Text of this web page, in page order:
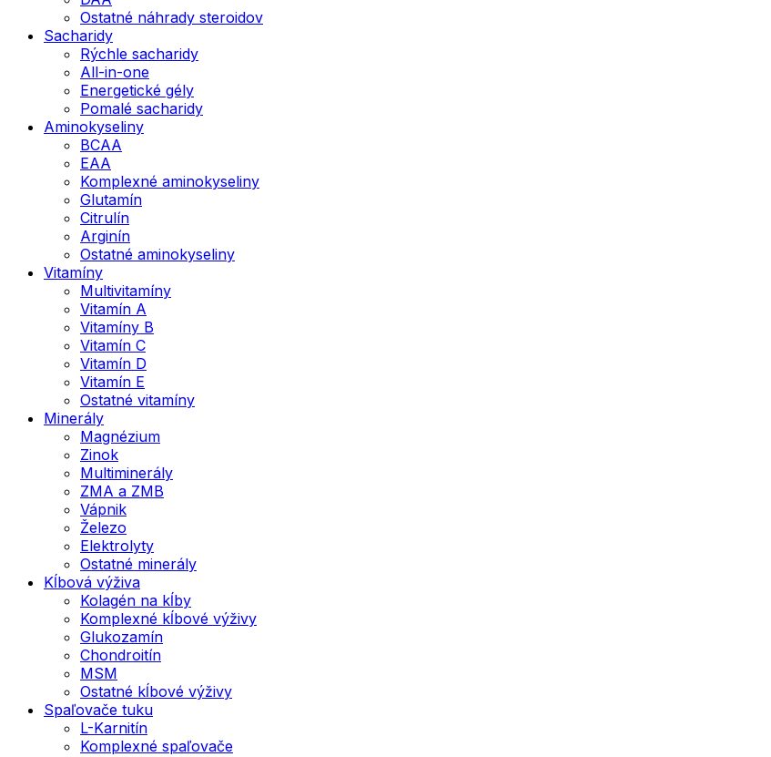
Ostatné náhrady steroidov
Sacharidy
Rýchle sacharidy
All-in-one
Energetické gély
Pomalé sacharidy
Aminokyseliny
BCAA
EAA
Komplexné aminokyseliny
Glutamín
Citrulín
Arginín
Ostatné aminokyseliny
Vitamíny
Multivitamíny
Vitamín A
Vitamíny B
Vitamín C
Vitamín D
Vitamín E
Ostatné vitamíny
Minerály
Magnézium
Zinok
Multiminerály
ZMA a ZMB
Vápnik
Železo
Elektrolyty
Ostatné minerály
Kĺbová výživa
Kolagén na kĺby
Komplexné kĺbové výživy
Glukozamín
Chondroitín
MSM
Ostatné kĺbové výživy
Spaľovače tuku
L-Karnitín
Komplexné spaľovače